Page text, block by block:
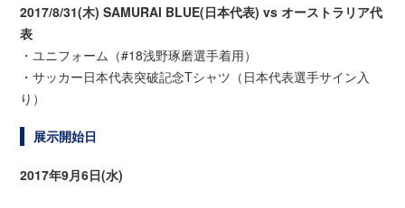
2017/8/31(木) SAMURAI BLUE(日本代表) vs オーストラリア代
表
・ユニフォーム（#18浅野琢磨選手着用）
・サッカー日本代表突破記念Tシャツ（日本代表選手サイン入
り）
展示開始日
2017年9月6日(水)